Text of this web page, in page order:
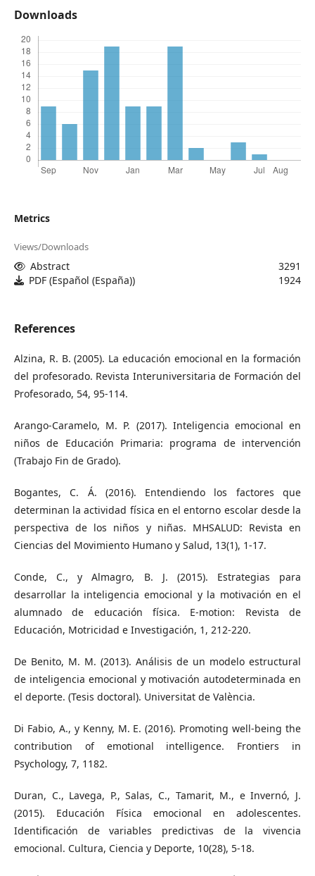
Downloads
Metrics
Views/Downloads
Abstract
3291
PDF (Español (España))
1924
References
Alzina, R. B. (2005). La educación emocional en la formación
del profesorado. Revista Interuniversitaria de Formación del
Profesorado, 54, 95-114.
Arango-Caramelo, M. P. (2017). Inteligencia emocional en
niños de Educación Primaria: programa de intervención
(Trabajo Fin de Grado).
Bogantes, C. Á. (2016). Entendiendo los factores que
determinan la actividad física en el entorno escolar desde la
perspectiva de los niños y niñas. MHSALUD: Revista en
Ciencias del Movimiento Humano y Salud, 13(1), 1-17.
Conde, C., y Almagro, B. J. (2015). Estrategias para
desarrollar la inteligencia emocional y la motivación en el
alumnado de educación física. E-motion: Revista de
Educación, Motricidad e Investigación, 1, 212-220.
De Benito, M. M. (2013). Análisis de un modelo estructural
de inteligencia emocional y motivación autodeterminada en
el deporte. (Tesis doctoral). Universitat de València.
Di Fabio, A., y Kenny, M. E. (2016). Promoting well-being the
contribution of emotional intelligence. Frontiers in
Psychology, 7, 1182.
Duran, C., Lavega, P., Salas, C., Tamarit, M., e Invernó, J.
(2015). Educación Física emocional en adolescentes.
Identificación de variables predictivas de la vivencia
emocional. Cultura, Ciencia y Deporte, 10(28), 5-18.